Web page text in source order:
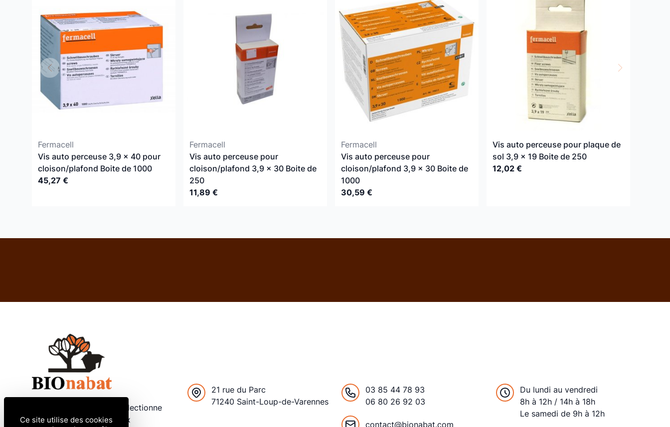
Fermacell
Vis auto perceuse 3,9 x 40 pour
cloison/plafond Boite de 1000
45,27 €
Fermacell
Vis auto perceuse pour
cloison/plafond 3,9 x 30 Boite de
250
11,89 €
Fermacell
Vis auto perceuse pour
cloison/plafond 3,9 x 30 Boite de
1000
30,59 €
Vis auto perceuse pour plaque de
sol 3,9 x 19 Boite de 250
12,02 €
Depuis 2012, Bionabat sélectionne
et distribue des matériaux
21 rue du Parc
71240 Saint-Loup-de-Varennes
03 85 44 78 93
06 80 26 92 03
contact@bionabat.com
Du lundi au vendredi
8h à 12h / 14h à 18h
Le samedi de 9h à 12h
Ce site utilise des cookies